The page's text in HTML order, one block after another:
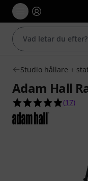
Studio hållare +
Adam Hall
4.9 av
(17)